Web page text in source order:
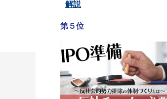
解説
第５位